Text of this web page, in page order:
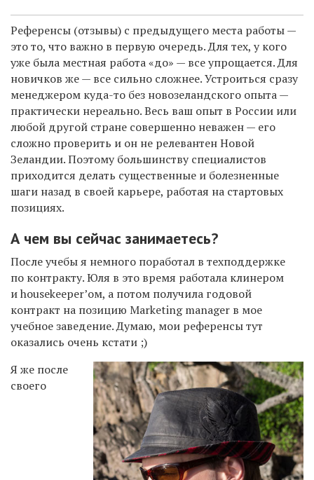
Референсы (отзывы) с предыдущего места работы —
это то, что важно в первую очередь. Для тех, у кого
уже была местная работа «до» — все упрощается. Для
новичков же — все сильно сложнее. Устроиться сразу
менеджером куда-то без новозеландского опыта —
практически нереально. Весь ваш опыт в России или
любой другой стране совершенно неважен — его
сложно проверить и он не релевантен Новой
Зеландии. Поэтому большинству специалистов
приходится делать существенные и болезненные
шаги назад в своей карьере, работая на стартовых
позициях.
А чем вы сейчас занимаетесь?
После учебы я немного поработал в техподдержке
по контракту. Юля в это время работала клинером
и housekeeper’ом, а потом получила годовой
контракт на позицию Marketing manager в мое
учебное заведение. Думаю, мои референсы тут
оказались очень кстати ;)
Я же после
своего